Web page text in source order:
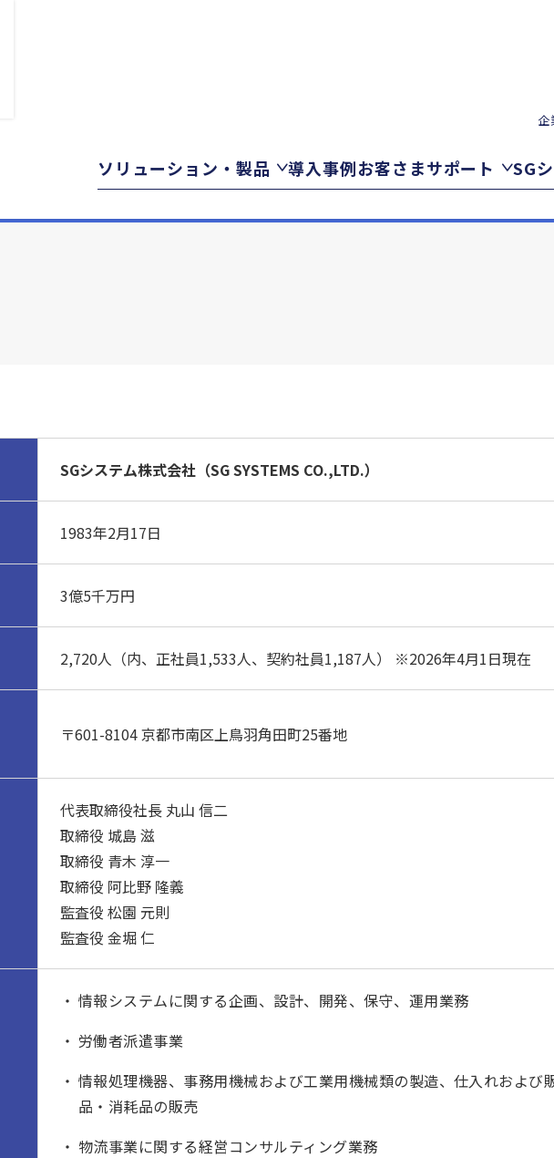
企
ソリューション・製品 導入事例お客さまサポート SG
SGシステム株式会社（SG SYSTEMS CO.,LTD.）
1983年2月17日
3億5千万円
2,720人（内、正社員1,533人、契約社員1,187人） ※2026年4月1日現在
〒601-8104 京都市南区上鳥羽角田町25番地
代表取締役社長 丸山 信二
取締役 城島 滋
取締役 青木 淳一
取締役 阿比野 隆義
監査役 松園 元則
監査役 金堀 仁
情報システムに関する企画、設計、開発、保守、運用業務
労働者派遣事業
情報処理機器、事務用機械および工業用機械類の製造、仕入れおよび
品・消耗品の販売
物流事業に関する経営コンサルティング業務